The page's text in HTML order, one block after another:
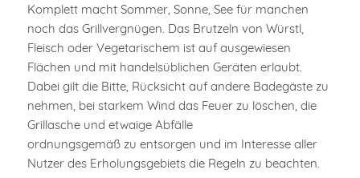
Komplett macht Sommer, Sonne, See für manchen
noch das Grillvergnügen. Das Brutzeln von Würstl,
Fleisch oder Vegetarischem ist auf ausgewiesen
Flächen und mit handelsüblichen Geräten erlaubt.
Dabei gilt die Bitte, Rücksicht auf andere Badegäste zu
nehmen, bei starkem Wind das Feuer zu löschen, die
Grillasche und etwaige Abfälle
ordnungsgemäß zu entsorgen und im Interesse aller
Nutzer des Erholungsgebiets die Regeln zu beachten.